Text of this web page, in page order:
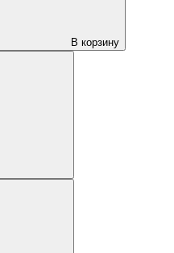
В корзину